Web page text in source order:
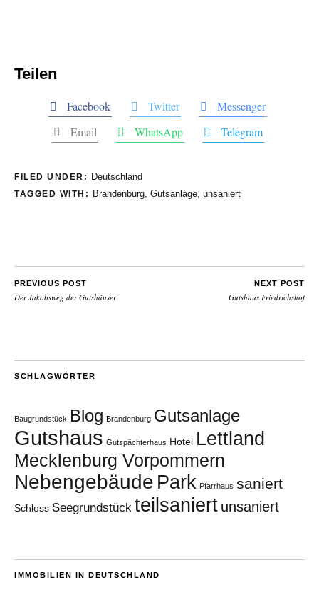
Teilen
Facebook Twitter
Messenger
Email
WhatsApp Telegram
FILED UNDER: Deutschland
TAGGED WITH: Brandenburg, Gutsanlage, unsaniert
PREVIOUS POST
Der Jakobsweg der Gutshäuser
NEXT POST
Gutshaus Friedrichshof
SCHLAGWÖRTER
Baugrundstück Blog Brandenburg Gutsanlage
Gutshaus Gutspächterhaus Hotel Lettland
Mecklenburg Vorpommern
Nebengebäude Park Pfarrhaus saniert
Schloss Seegrundstück teilsaniert unsaniert
IMMOBILIEN IN DEUTSCHLAND